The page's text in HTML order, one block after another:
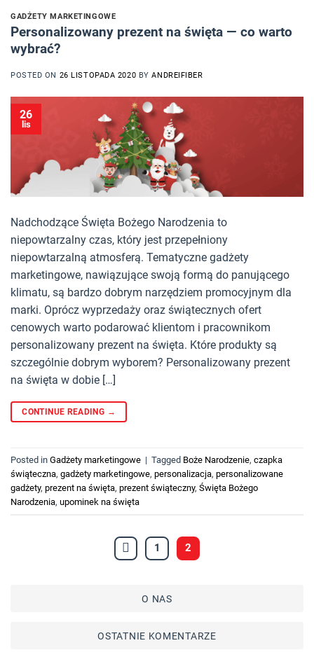
GADŻETY MARKETINGOWE
Personalizowany prezent na święta — co warto
wybrać?
POSTED ON 26 LISTOPADA 2020 BYANDREIFIBER
26
lis
Nadchodzące Święta Bożego Narodzenia to
niepowtarzalny czas, który jest przepełniony
niepowtarzalną atmosferą. Tematyczne gadżety
marketingowe, nawiązujące swoją formą do panującego
klimatu, są bardzo dobrym narzędziem promocyjnym dla
marki. Oprócz wyprzedaży oraz świątecznych ofert
cenowych warto podarować klientom i pracownikom
personalizowany prezent na święta. Które produkty są
szczególnie dobrym wyborem? Personalizowany prezent
na święta w dobie […]
CONTINUE READING →
Posted in Gadżety marketingowe | Tagged Boże Narodzenie, czapka
świąteczna, gadżety marketingowe, personalizacja, personalizowane
gadżety, prezent na święta, prezent świąteczny, Święta Bożego
Narodzenia, upominek na święta
1 2
O NAS
OSTATNIE KOMENTARZE